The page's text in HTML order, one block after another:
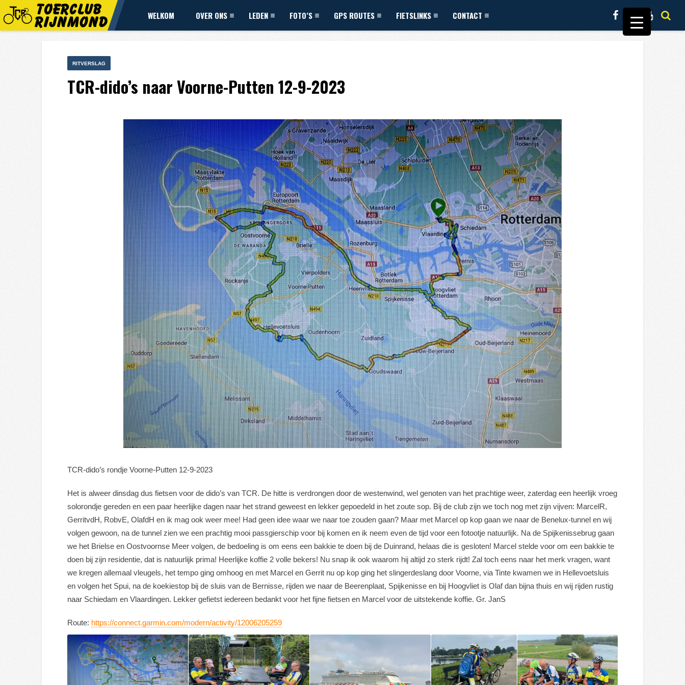
WELKOM OVER ONS LEDEN FOTO’S GPS ROUTES FIETSLINKS CONTACT
RITVERSLAG
TCR-dido’s naar Voorne-Putten 12-9-2023
TCR-dido’s rondje Voorne-Putten 12-9-2023
Het is alweer dinsdag dus fietsen voor de dido’s van TCR. De hitte is verdrongen door de westenwind, wel genoten van het prachtige weer, zaterdag een heerlijk vroeg
solorondje gereden en een paar heerlijke dagen naar het strand geweest en lekker gepoedeld in het zoute sop. Bij de club zijn we toch nog met zijn vijven: MarcelR,
GerritvdH, RobvE, OlafdH en ik mag ook weer mee! Had geen idee waar we naar toe zouden gaan? Maar met Marcel op kop gaan we naar de Benelux-tunnel en wij
volgen gewoon, na de tunnel zien we een prachtig mooi passgierschip voor bij komen en ik neem even de tijd voor een fotootje natuurlijk. Na de Spijkenissebrug gaan
we het Brielse en Oostvoornse Meer volgen, de bedoeling is om eens een bakkie te doen bij de Duinrand, helaas die is gesloten! Marcel stelde voor om een bakkie te
doen bij zijn residentie, dat is natuurlijk prima! Heerlijke koffie 2 volle bekers! Nu snap ik ook waarom hij altijd zo sterk rijdt! Zal toch eens naar het merk vragen, want
we kregen allemaal vleugels, het tempo ging omhoog en met Marcel en Gerrit nu op kop ging het slingerdeslang door Voorne, via Tinte kwamen we in Hellevoetsluis
en volgen het Spui, na de koekiestop bij de sluis van de Bernisse, rijden we naar de Beerenplaat, Spijkenisse en bij Hoogvliet is Olaf dan bijna thuis en wij rijden rustig
naar Schiedam en Vlaardingen. Lekker gefietst iedereen bedankt voor het fijne fietsen en Marcel voor de uitstekende koffie. Gr. JanS
Route: https://connect.garmin.com/modern/activity/12006205259